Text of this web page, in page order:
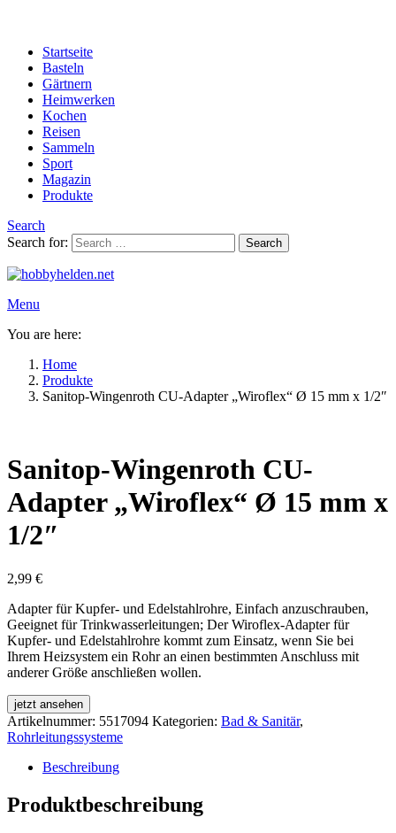
Startseite
Basteln
Gärtnern
Heimwerken
Kochen
Reisen
Sammeln
Sport
Magazin
Produkte
Search
Search for:
Search
Menu
You are here:
Home
Produkte
Sanitop-Wingenroth CU-Adapter „Wiroflex“ Ø 15 mm x 1/2″
Sanitop-Wingenroth CU-
Adapter „Wiroflex“ Ø 15 mm x
1/2″
2,99 €
Adapter für Kupfer- und Edelstahlrohre, Einfach anzuschrauben,
Geeignet für Trinkwasserleitungen; Der Wiroflex-Adapter für
Kupfer- und Edelstahlrohre kommt zum Einsatz, wenn Sie bei
Ihrem Heizsystem ein Rohr an einen bestimmten Anschluss mit
anderer Größe anschließen wollen.
jetzt ansehen
Artikelnummer: 5517094 Kategorien: Bad & Sanitär,
Rohrleitungssysteme
Beschreibung
Produktbeschreibung